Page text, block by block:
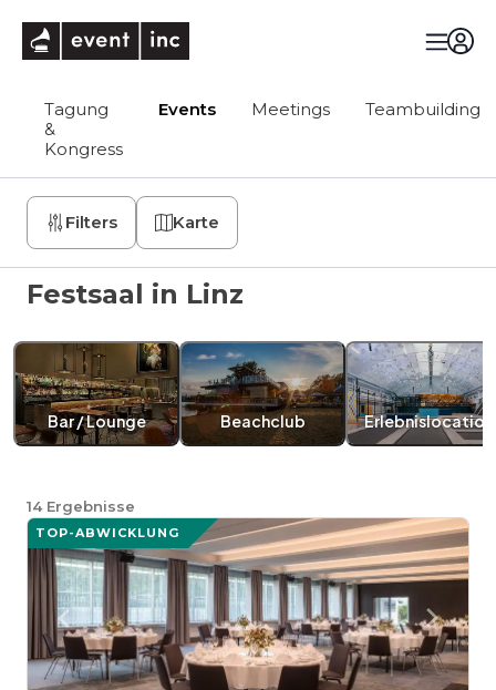
Tagung
&
Kongress
Events Meetings Teambuilding
Filters Karte
Festsaal in Linz
Bar / Lounge Beachclub Erlebnislocation
14 Ergebnisse
TOP-ABWICKLUNG